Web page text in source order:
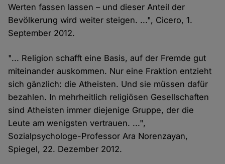
Werten fassen lassen – und dieser Anteil der
Bevölkerung wird weiter steigen. ...", Cicero, 1.
September 2012.
"... Religion schafft eine Basis, auf der Fremde gut
miteinander auskommen. Nur eine Fraktion entzieht
sich gänzlich: die Atheisten. Und sie müssen dafür
bezahlen. In mehrheitlich religiösen Gesellschaften
sind Atheisten immer diejenige Gruppe, der die
Leute am wenigsten vertrauen. ...",
Sozialpsychologe-Professor Ara Norenzayan,
Spiegel, 22. Dezember 2012.